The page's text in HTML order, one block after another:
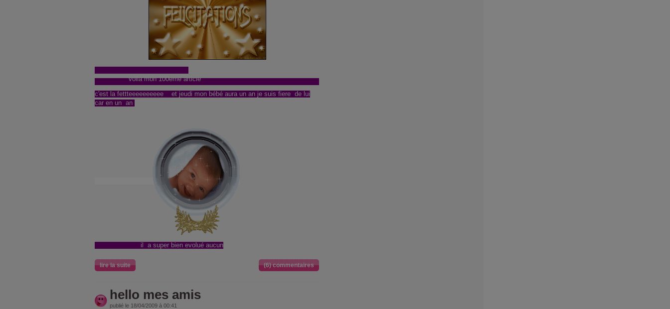
voila mon 100eme article
c'est la fettteeeeeeeeee et jeudi mon bébé aura un an je suis fiere de lui
car en un an
il a super bien evolué aucun
lire la suite (6) commentaires
hello mes amis
publié le 18/04/2009 à 00:41